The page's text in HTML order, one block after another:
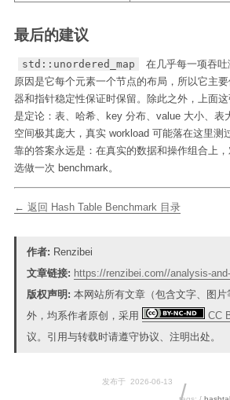
最后的建议
std::unordered_map
在几乎每一项吞吐
原因是它每个元素一个节点的布局，所以它主
器和指针稳定性保证时保留。除此之外，上面
是定论：表、哈希、key 分布、value 大小、表
空间极其庞大，真实 workload 可能落在这里测
靠的答案永远是：在真实的数据和操作组合上
选做一次 benchmark。
← 返回 Hash Table Benchmark 目录
作者: Renzibei
文章链接: https://renzibei.com//analysis-
版权声明: 本网站所有文章（包含文字、图片
外，均系作者原创，采用
CC
议。引用与转载时请遵守协议、注明出处。
发布于
2026-06-13